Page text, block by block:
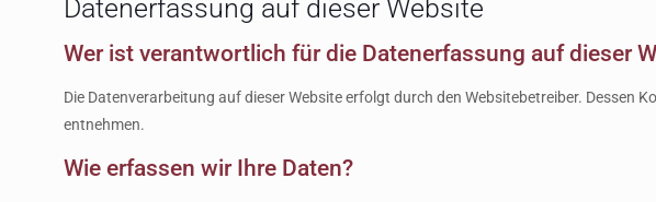
Datenerfassung auf dieser Website
Wer ist verantwortlich für die Datenerfassung auf dieser
Die Datenverarbeitung auf dieser Website erfolgt durch den Websitebetreiber. Dessen
entnehmen.
Wie erfassen wir Ihre Daten?